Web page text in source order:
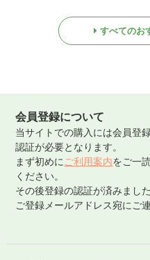
すべてのお
会員登録について
当サイトでの購入には会員登
認証が必要となります。
まず初めにご利用案内をご一
ください。
その後登録の認証が済みまし
ご登録メールアドレス宛にご